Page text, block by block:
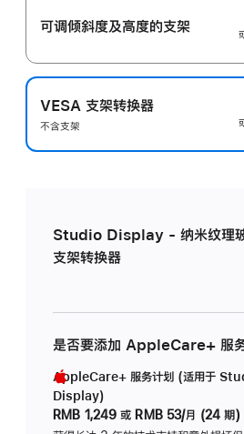
可调倾斜度及高‍度的支‍架
VESA 支架转换器
不含支架
Studio Display - 纳米纹理
支架转换器
是否要添加 AppleCare+ 服务
AppleCare+ 服务计划 (适用于
Display)
RMB 1,249 或 RMB 53/月 (24 期)